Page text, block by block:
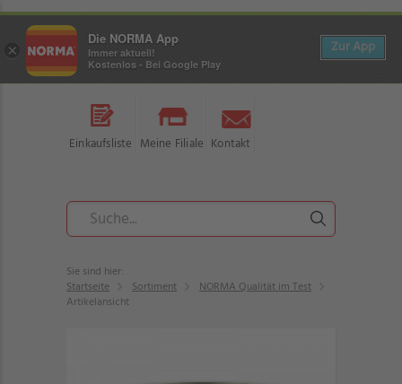
Einkaufsliste Meine Filiale Kontakt
Sie sind hier:
Startseite
Sortiment
NORMA Qualität im Test
Artikelansicht
×
Die NORMA App
Immer aktuell!
Kostenlos - Bei Google Play
Zur App